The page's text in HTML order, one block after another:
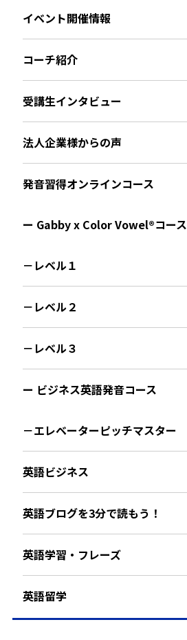
イベント開催情報
コーチ紹介
受講生インタビュー
法人企業様からの声
発音習得オンラインコース
ー Gabby x Color Vowel®︎コース
－レベル１
－レベル２
－レベル３
ー ビジネス英語発音コース
－エレベーターピッチマスター
英語ビジネス
英語ブログを3分で読もう！
英語学習・フレーズ
英語留学